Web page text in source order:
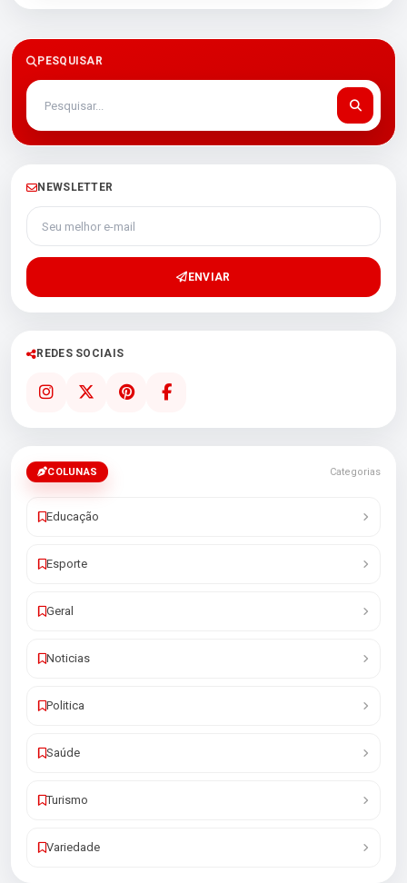
PESQUISAR
NEWSLETTER
Seu melhor e-mail
ENVIAR
REDES SOCIAIS
COLUNAS Categorias
Educação
Esporte
Geral
Noticias
Politica
Saúde
Turismo
Variedade